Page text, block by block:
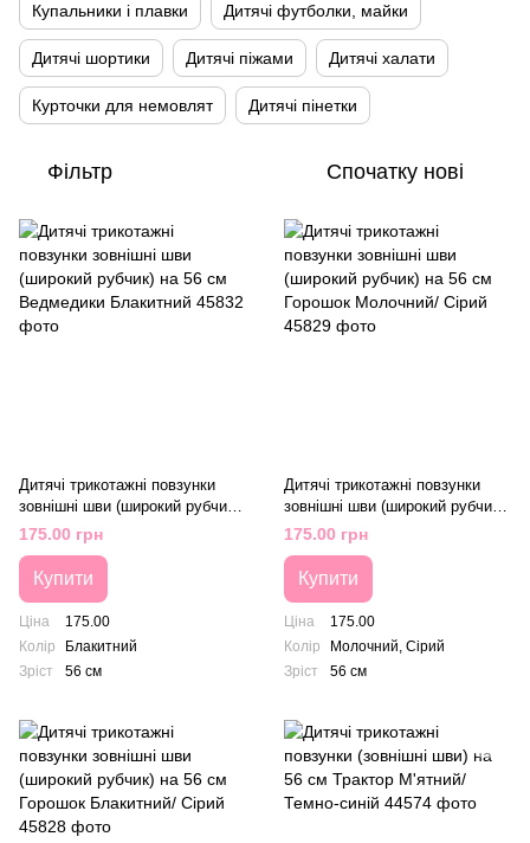
Купальники і плавки Дитячі футболки, майки
Дитячі шортики Дитячі піжами Дитячі халати
Курточки для немовлят Дитячі пінетки
Фільтр Спочатку нові
Дитячі трикотажні повзунки
зовнішні шви (широкий рубчик)
на 56 см Ведмедики Блакитний
175.00 грн
Купити
Ціна
175.00
Колір
Блакитний
Зріст
56 см
Дитячі трикотажні повзунки
зовнішні шви (широкий рубчик)
на 56 см Горошок Молочний/
175.00 грн
Купити
Ціна
175.00
Колір
Молочний, Сірий
Зріст
56 см